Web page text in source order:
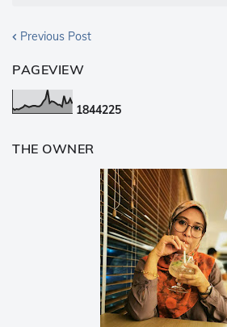
Previous Post
PAGEVIEW
1844225
THE OWNER